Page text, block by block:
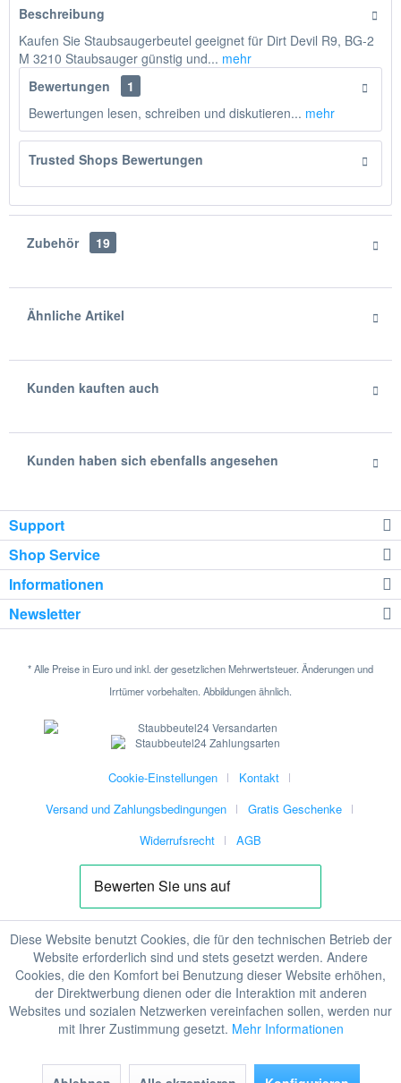
Beschreibung
Kaufen Sie Staubsaugerbeutel geeignet für Dirt Devil R9, BG-2
M 3210 Staubsauger günstig und... mehr
Bewertungen
1
Bewertungen lesen, schreiben und diskutieren... mehr
Trusted Shops Bewertungen
Zubehör 19
Ähnliche Artikel
Kunden kauften auch
Kunden haben sich ebenfalls angesehen
Support
Shop Service
Informationen
Newsletter
* Alle Preise in Euro und inkl. der gesetzlichen Mehrwertsteuer. Änderungen und
Irrtümer vorbehalten. Abbildungen ähnlich.
Cookie-Einstellungen
Kontakt
Versand und Zahlungsbedingungen
Gratis Geschenke
Widerrufsrecht
AGB
Diese Website benutzt Cookies, die für den technischen Betrieb der
Website erforderlich sind und stets gesetzt werden. Andere
Cookies, die den Komfort bei Benutzung dieser Website erhöhen,
der Direktwerbung dienen oder die Interaktion mit anderen
Websites und sozialen Netzwerken vereinfachen sollen, werden nur
mit Ihrer Zustimmung gesetzt. Mehr Informationen